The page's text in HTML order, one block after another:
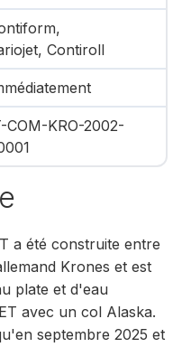
Contiroll
COM-KRO-2002-
a été construite entre
Krones et est
plate et d'eau
avec un col Alaska.
septembre 2025 et